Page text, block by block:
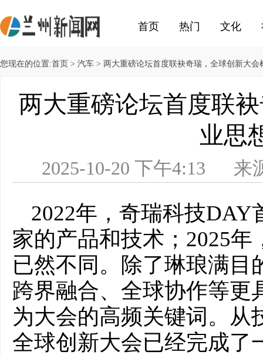
首页 热门 文化
您现在的位置:首页 > 汽车 > 两大重磅论坛首度联袂奇瑞，全球创新大会
两大重磅论坛首度联
业思
2025-10-20 下午4:13
2022年，奇瑞科技
家的产品和技术；2025
已然不同。除了琳琅满目
跨界融合、全球协作等更
为大会的高频关键词。从
全球创新大会已经完成了